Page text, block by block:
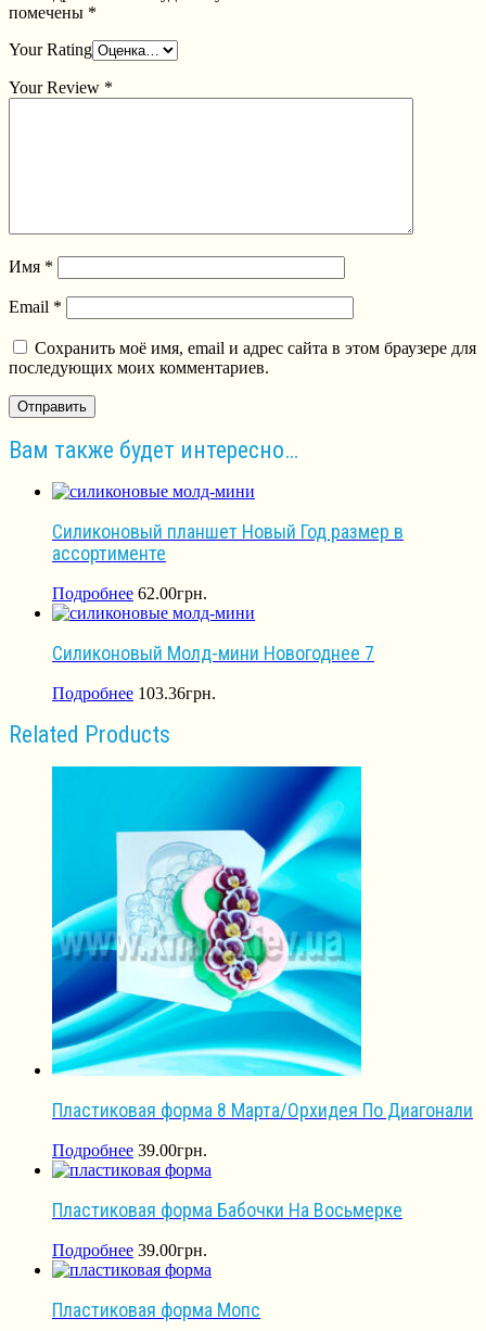
помечены *
Your Rating
Your Review *
Имя *
Email *
Сохранить моё имя, email и адрес сайта в этом браузере для
последующих моих комментариев.
Вам также будет интересно…
Силиконовый планшет Новый Год размер в
ассортименте
Подробнее 62.00грн.
Силиконовый Молд-мини Новогоднее 7
Подробнее 103.36грн.
Related Products
Пластиковая форма 8 Марта/Орхидея По Диагонали
Подробнее 39.00грн.
Пластиковая форма Бабочки На Восьмерке
Подробнее 39.00грн.
Пластиковая форма Мопс